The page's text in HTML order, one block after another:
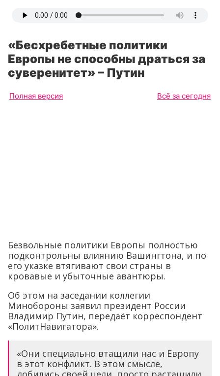
«Бесхребетные политики
Европы не способны драться за
суверенитет» – Путин
Полная версия Всё за сегодня
Безвольные политики Европы полностью
подконтрольны влиянию Вашингтона, и по
его указке втягивают свои страны в
кровавые и убыточные авантюры.
Об этом на заседании коллегии
Минобороны заявил президент России
Владимир Путин, передаёт корреспондент
«ПолитНавигатора».
«Они специально втащили нас и Европу
в этот конфликт. В этом смысле,